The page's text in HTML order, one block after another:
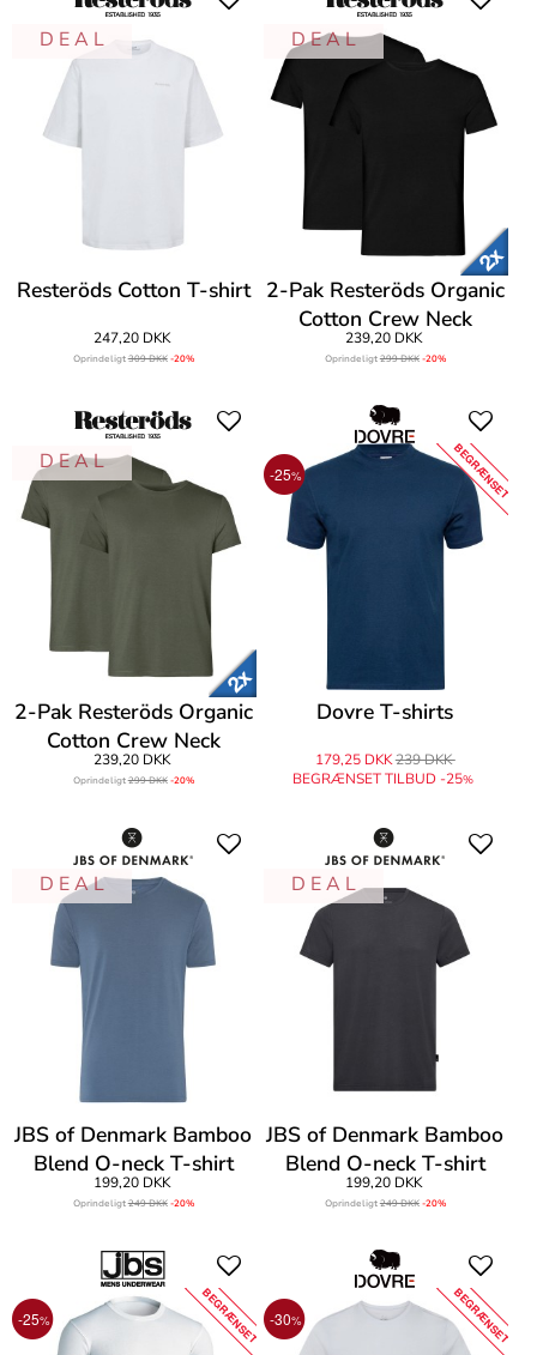
D E A L
Resteröds Cotton T-shirt
247,20 DKK
Oprindeligt309 DKK -20%
D E A L
2-Pak Resteröds Organic
Cotton Crew Neck
239,20 DKK
Oprindeligt299 DKK -20%
D E A L
2-Pak Resteröds Organic
Cotton Crew Neck
239,20 DKK
Oprindeligt299 DKK -20%
-25% BEGRÆNSET
Dovre T-shirts
179,25 DKK239 DKK
BEGRÆNSET TILBUD -25%
D E A L
JBS of Denmark Bamboo
Blend O-neck T-shirt
199,20 DKK
Oprindeligt249 DKK -20%
D E A L
JBS of Denmark Bamboo
Blend O-neck T-shirt
199,20 DKK
Oprindeligt249 DKK -20%
-25% BEGRÆNSET-30% BEGRÆNSET